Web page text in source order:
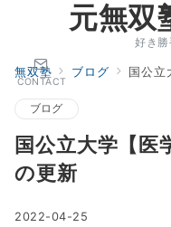
元無双
好き勝
CONTACT
無双塾 ブログ 国公立
ブログ
国公立大学【医
の更新
2022-04-25